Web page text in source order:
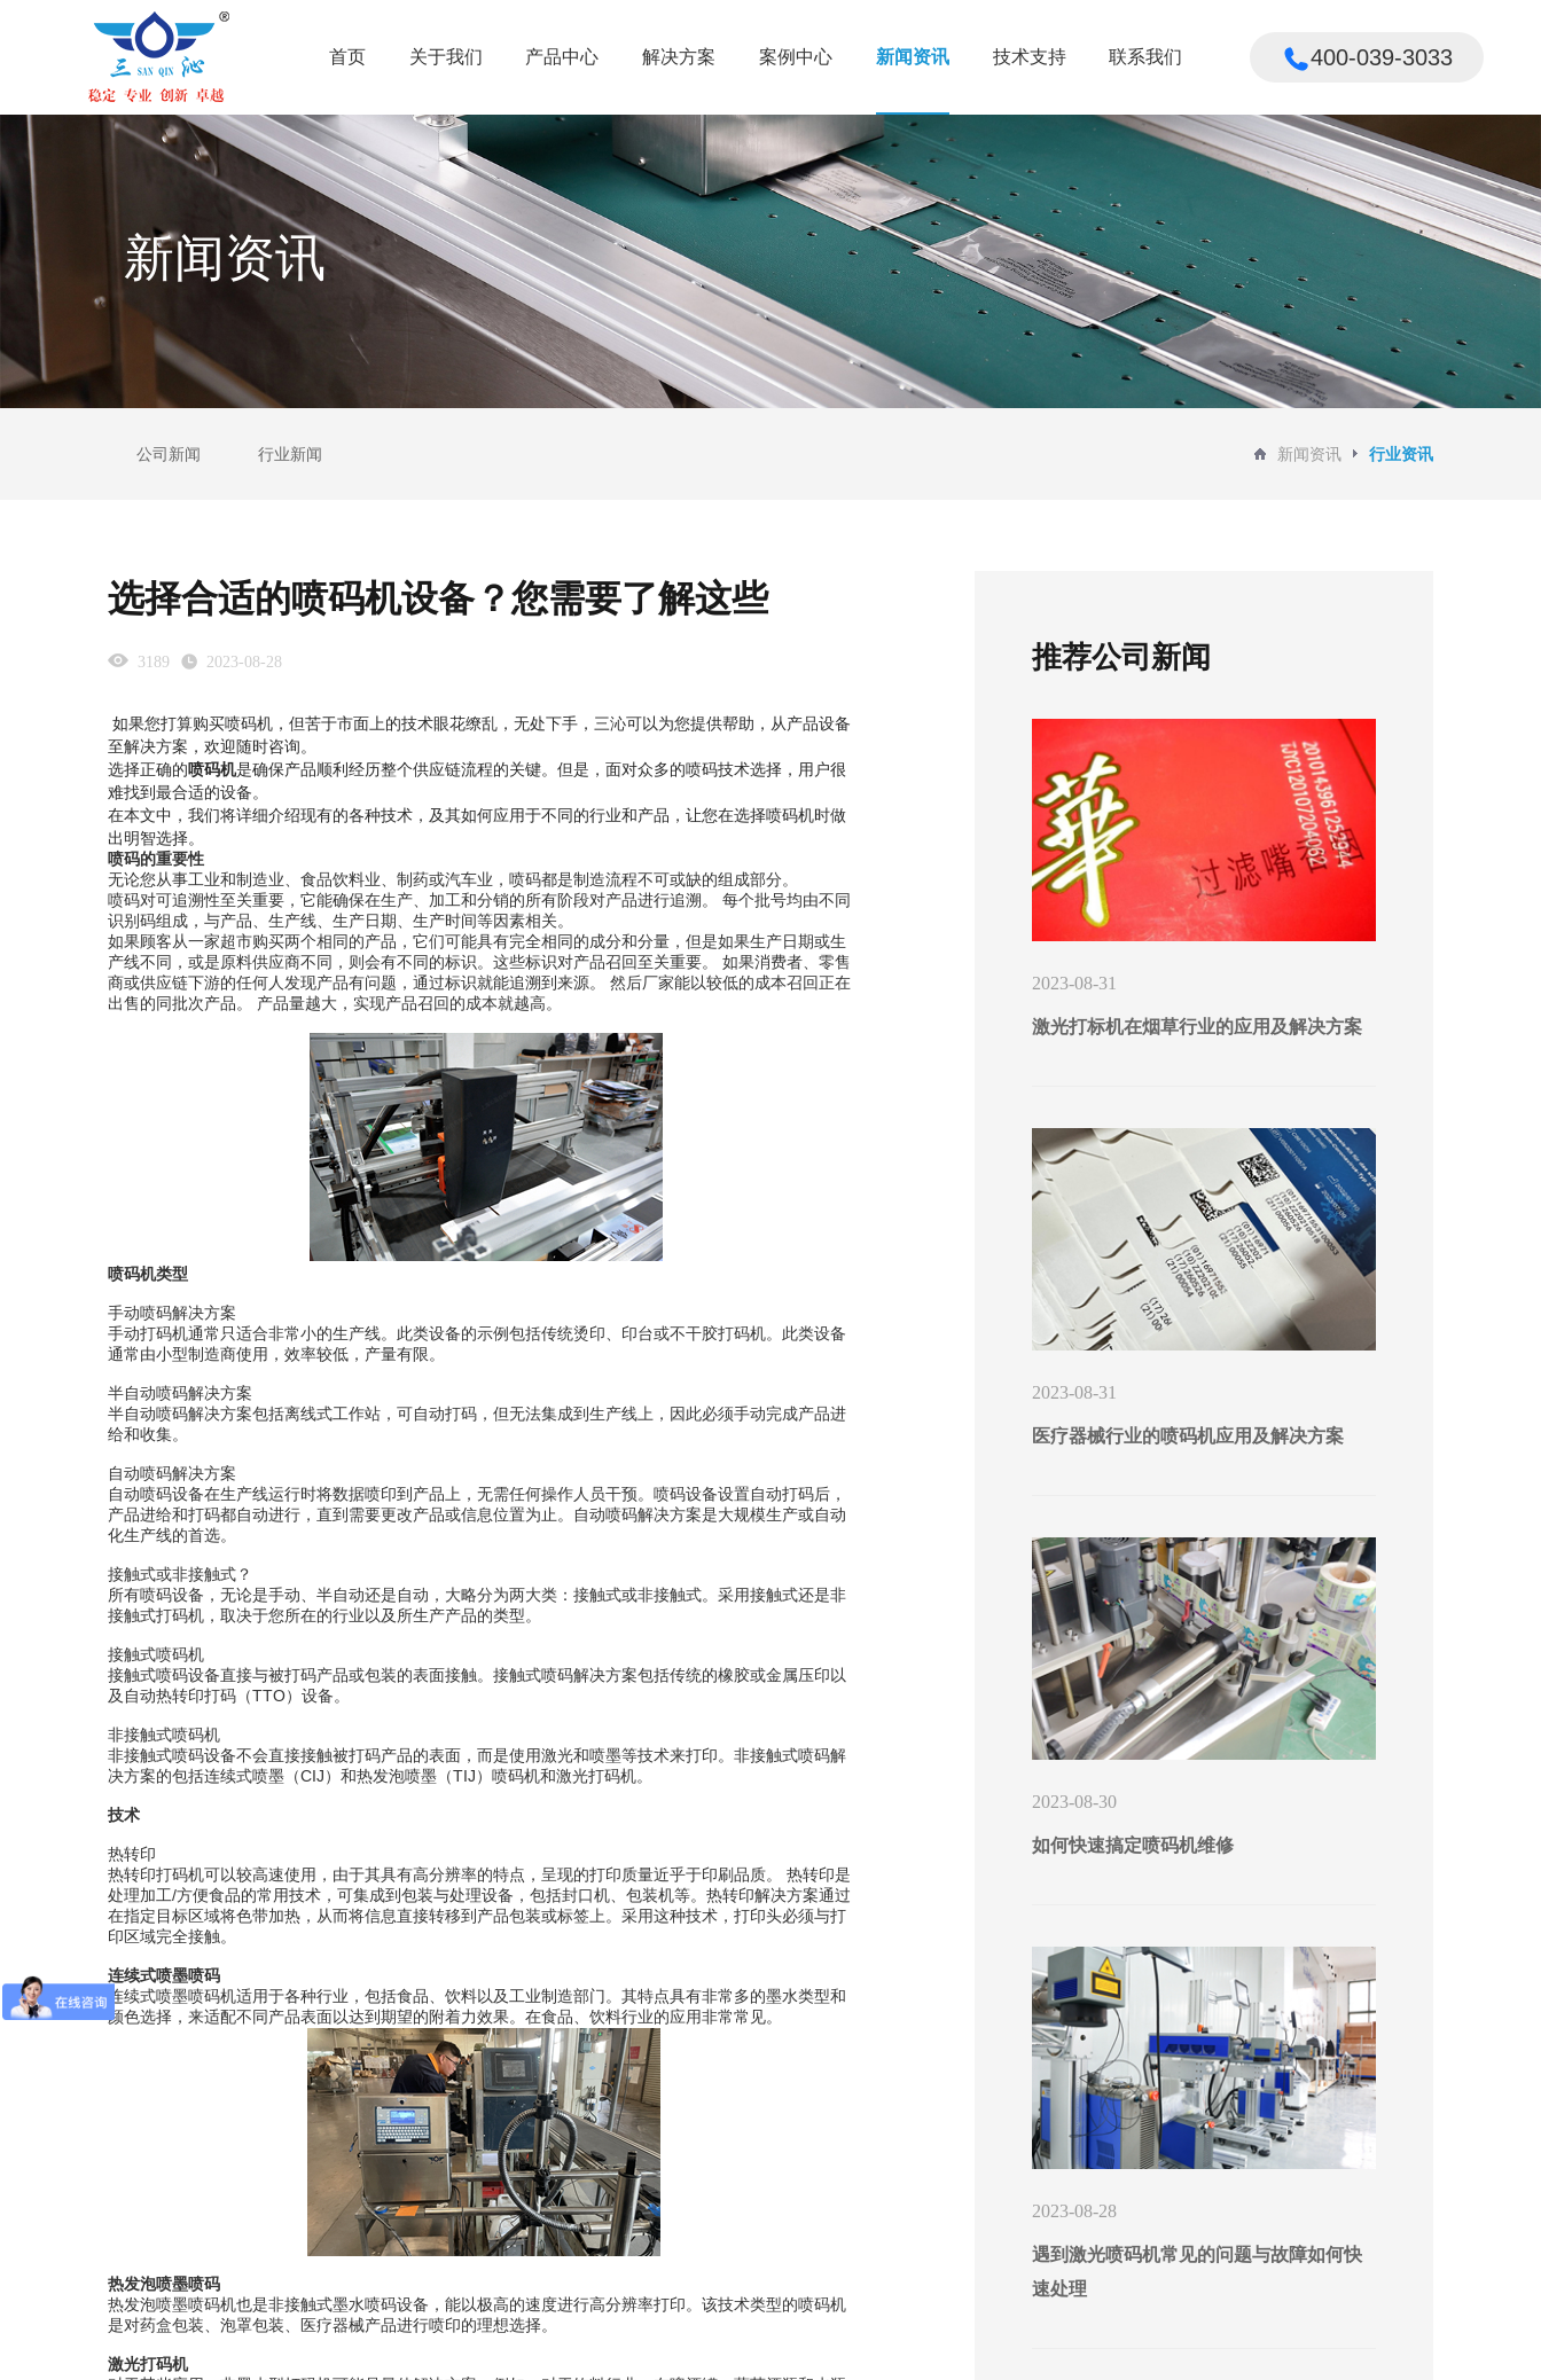
首页
首页
关于我们
关于我们
产品中心 解决方案
解决方案
案例中心
案例中心
新闻资讯
新闻资讯
技术支持
技术支持
联系我们 400-039-3033
新闻资讯
公司新闻 行业新闻 新闻资讯 行业资讯
选择合适的喷码机设备？您需要了解这些
3189 2023-08-28
如果您打算购买喷码机，但苦于市面上的技术眼花缭乱，无处下手，三沁可以为您提供帮助，从产品设备
至解决方案，欢迎随时咨询。
选择正确的喷码机是确保产品顺利经历整个供应链流程的关键。但是，面对众多的喷码技术选择，用户很
难找到最合适的设备。
在本文中，我们将详细介绍现有的各种技术，及其如何应用于不同的行业和产品，让您在选择喷码机时做
出明智选择。
喷码的重要性
无论您从事工业和制造业、食品饮料业、制药或汽车业，喷码都是制造流程不可或缺的组成部分。
喷码对可追溯性至关重要，它能确保在生产、加工和分销的所有阶段对产品进行追溯。 每个批号均由不同
识别码组成，与产品、生产线、生产日期、生产时间等因素相关。
如果顾客从一家超市购买两个相同的产品，它们可能具有完全相同的成分和分量，但是如果生产日期或生
产线不同，或是原料供应商不同，则会有不同的标识。这些标识对产品召回至关重要。 如果消费者、零售
商或供应链下游的任何人发现产品有问题，通过标识就能追溯到来源。 然后厂家能以较低的成本召回正在
出售的同批次产品。 产品量越大，实现产品召回的成本就越高。
喷码机类型
手动喷码解决方案
手动打码机通常只适合非常小的生产线。此类设备的示例包括传统烫印、印台或不干胶打码机。此类设备
通常由小型制造商使用，效率较低，产量有限。
半自动喷码解决方案
半自动喷码解决方案包括离线式工作站，可自动打码，但无法集成到生产线上，因此必须手动完成产品进
给和收集。
自动喷码解决方案
自动喷码设备在生产线运行时将数据喷印到产品上，无需任何操作人员干预。喷码设备设置自动打码后，
产品进给和打码都自动进行，直到需要更改产品或信息位置为止。自动喷码解决方案是大规模生产或自动
化生产线的首选。
接触式或非接触式？
所有喷码设备，无论是手动、半自动还是自动，大略分为两大类：接触式或非接触式。采用接触式还是非
接触式打码机，取决于您所在的行业以及所生产产品的类型。
接触式喷码机
接触式喷码设备直接与被打码产品或包装的表面接触。接触式喷码解决方案包括传统的橡胶或金属压印以
及自动热转印打码（TTO）设备。
非接触式喷码机
非接触式喷码设备不会直接接触被打码产品的表面，而是使用激光和喷墨等技术来打印。非接触式喷码解
决方案的包括连续式喷墨（CIJ）和热发泡喷墨（TIJ）喷码机和激光打码机。
技术
热转印
热转印打码机可以较高速使用，由于其具有高分辨率的特点，呈现的打印质量近乎于印刷品质。 热转印是
处理加工/方便食品的常用技术，可集成到包装与处理设备，包括封口机、包装机等。热转印解决方案通过
在指定目标区域将色带加热，从而将信息直接转移到产品包装或标签上。采用这种技术，打印头必须与打
印区域完全接触。
连续式喷墨喷码
连续式喷墨喷码机适用于各种行业，包括食品、饮料以及工业制造部门。其特点具有非常多的墨水类型和
颜色选择，来适配不同产品表面以达到期望的附着力效果。在食品、饮料行业的应用非常常见。
热发泡喷墨喷码
热发泡喷墨喷码机也是非接触式墨水喷码设备，能以极高的速度进行高分辨率打印。该技术类型的喷码机
是对药盒包装、泡罩包装、医疗器械产品进行喷印的理想选择。
激光打码机
推荐公司新闻
2023-08-31
激光打标机在烟草行业的应用及解决方案
2023-08-31
医疗器械行业的喷码机应用及解决方案
2023-08-30
如何快速搞定喷码机维修
2023-08-28
遇到激光喷码机常见的问题与故障如何快
速处理